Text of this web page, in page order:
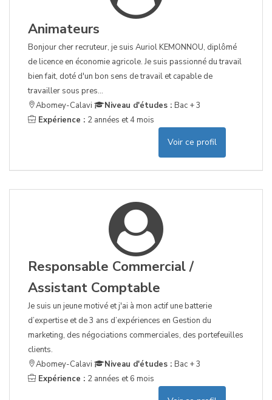
Animateurs
Bonjour cher recruteur, je suis Auriol KEMONNOU, diplômé
de licence en économie agricole. Je suis passionné du travail
bien fait, doté d'un bon sens de travail et capable de
travailler sous pres...
Abomey-Calavi
Niveau d'études : Bac + 3
Expérience : 2 années et 4 mois
Voir ce profil
Responsable Commercial /
Assistant Comptable
Je suis un jeune motivé et j'ai à mon actif une batterie
d’expertise et de 3 ans d’expériences en Gestion du
marketing, des négociations commerciales, des portefeuilles
clients.
Abomey-Calavi
Niveau d'études : Bac + 3
Expérience : 2 années et 6 mois